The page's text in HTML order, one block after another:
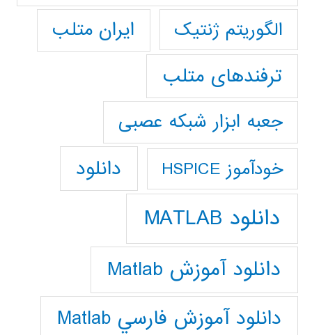
الگوریتم ژنتیک
ایران متلب
ترفندهای متلب
جعبه ابزار شبکه عصبی
خودآموز HSPICE دانلود
دانلود MATLAB
دانلود آموزش Matlab
دانلود آموزش فارسي Matlab